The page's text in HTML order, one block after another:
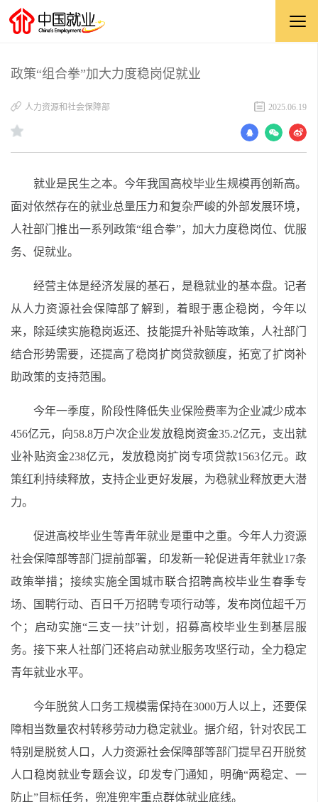
政策“组合拳”加大力度稳岗促就业
人力资源和社会保障部 2025.06.19
就业是民生之本。今年我国高校毕业生规模再创新高。
面对依然存在的就业总量压力和复杂严峻的外部发展环境，
人社部门推出一系列政策“组合拳”，加大力度稳岗位、优服
务、促就业。
经营主体是经济发展的基石，是稳就业的基本盘。记者
从人力资源社会保障部了解到，着眼于惠企稳岗，今年以
来，除延续实施稳岗返还、技能提升补贴等政策，人社部门
结合形势需要，还提高了稳岗扩岗贷款额度，拓宽了扩岗补
助政策的支持范围。
今年一季度，阶段性降低失业保险费率为企业减少成本
456亿元，向58.8万户次企业发放稳岗资金35.2亿元，支出就
业补贴资金238亿元，发放稳岗扩岗专项贷款1563亿元。政
策红利持续释放，支持企业更好发展，为稳就业释放更大潜
力。
促进高校毕业生等青年就业是重中之重。今年人力资源
社会保障部等部门提前部署，印发新一轮促进青年就业17条
政策举措；接续实施全国城市联合招聘高校毕业生春季专
场、国聘行动、百日千万招聘专项行动等，发布岗位超千万
个；启动实施“三支一扶”计划，招募高校毕业生到基层服
务。接下来人社部门还将启动就业服务攻坚行动，全力稳定
青年就业水平。
今年脱贫人口务工规模需保持在3000万人以上，还要保
障相当数量农村转移劳动力稳定就业。据介绍，针对农民工
特别是脱贫人口，人力资源社会保障部等部门提早召开脱贫
人口稳岗就业专题会议，印发专门通知，明确“两稳定、一
防止”目标任务，兜准兜牢重点群体就业底线。